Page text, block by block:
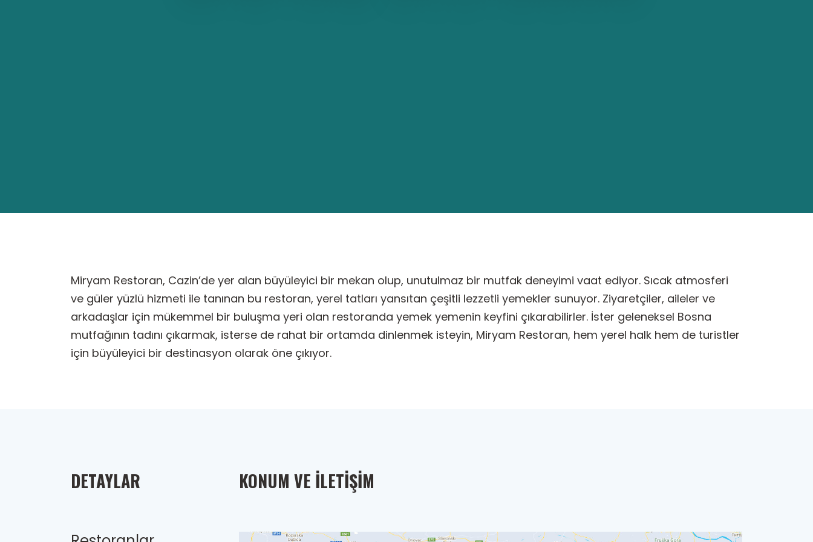
Miryam Restoran, Cazin’de yer alan büyüleyici bir mekan olup, unutulmaz bir mutfak deneyimi vaat ediyor. Sıcak atmosferi
ve güler yüzlü hizmeti ile tanınan bu restoran, yerel tatları yansıtan çeşitli lezzetli yemekler sunuyor. Ziyaretçiler, aileler ve
arkadaşlar için mükemmel bir buluşma yeri olan restoranda yemek yemenin keyfini çıkarabilirler. İster geleneksel Bosna
mutfağının tadını çıkarmak, isterse de rahat bir ortamda dinlenmek isteyin, Miryam Restoran, hem yerel halk hem de turistler
için büyüleyici bir destinasyon olarak öne çıkıyor.
DETAYLAR KONUM VE İLETIŞIM